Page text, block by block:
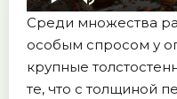
Среди множества
особым спросом у
крупные
те, что с толщиной